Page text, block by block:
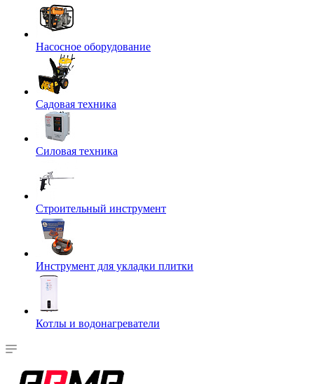
Насосное оборудование
Садовая техника
Силовая техника
Строительный инструмент
Инструмент для укладки плитки
Котлы и водонагреватели